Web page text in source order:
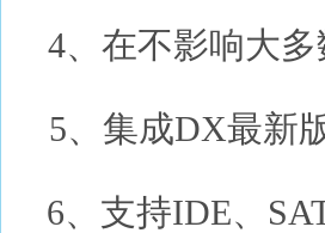
4、在不影响大
5、集成DX最新
6、支持IDE、